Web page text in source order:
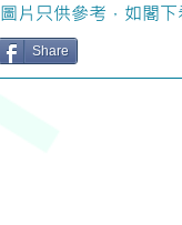
圖片只供參考，如閣
Share